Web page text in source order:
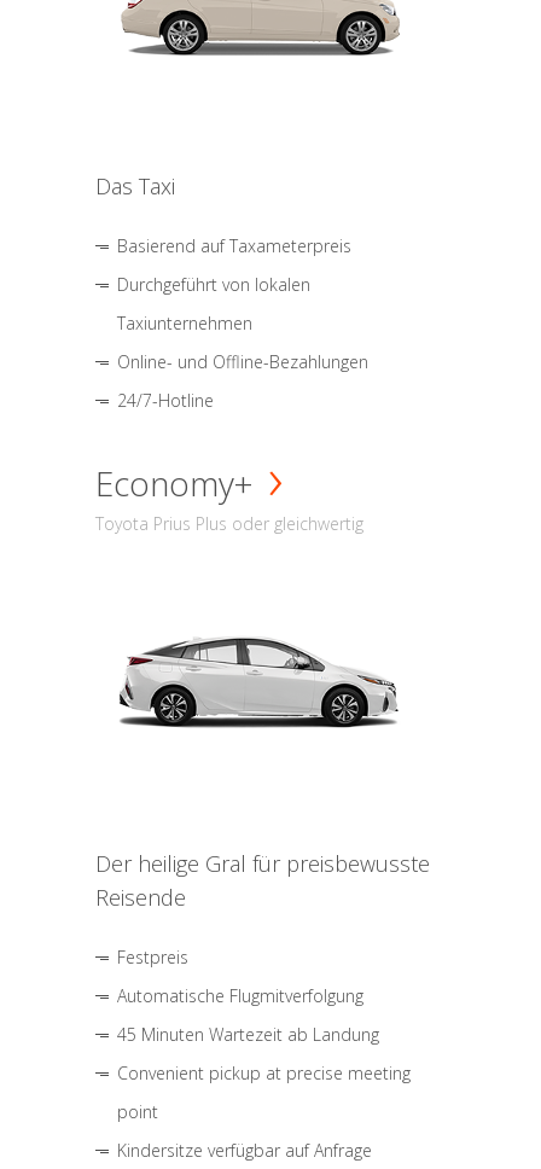
Das Taxi
Basierend auf Taxameterpreis
Durchgeführt von lokalen
Taxiunternehmen
Online- und Offline-Bezahlungen
24/7-Hotline
Economy+
Toyota Prius Plus oder gleichwertig
Der heilige Gral für preisbewusste
Reisende
Festpreis
Automatische Flugmitverfolgung
45 Minuten Wartezeit ab Landung
Convenient pickup at precise meeting
point
Kindersitze verfügbar auf Anfrage